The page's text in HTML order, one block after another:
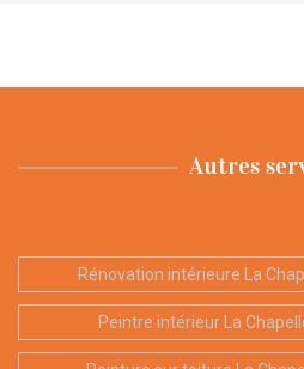
Autres
Rénovation intérieure La
Peintre intérieur La